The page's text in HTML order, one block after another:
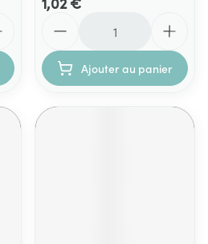
Ajouter au panier